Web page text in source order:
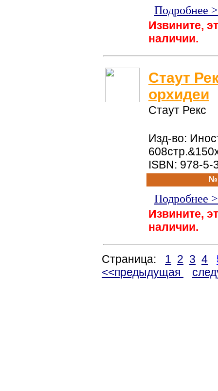
Подробнее
Извините,
наличии.
Стаут
орхидеи
Стаут Рекс
Изд-во:
ISBN: 978-5-
Подробнее
Извините,
наличии.
Страница: 1 2 3 4
<<предыдущая